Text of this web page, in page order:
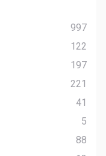
997
122
197
221
41
5
88